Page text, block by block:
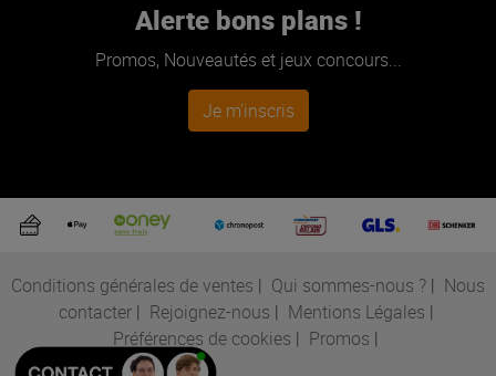
Alerte bons plans !
Promos, Nouveautés et jeux concours...
Je m'inscris
Conditions générales de ventes | Qui sommes-nous ? | Nous
contacter| Rejoignez-nous | Mentions Légales |
Préférences de cookies | Promos |